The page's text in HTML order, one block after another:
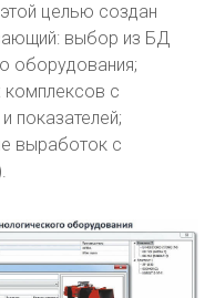
целью создан
выбор из БД
оборудования;
комплексов с
показателей;
выработок с